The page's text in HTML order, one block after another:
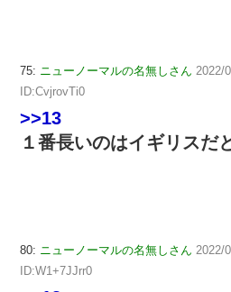
75: ニューノーマルの名無しさん 2022/
ID:CvjrovTi0
>>13
１番長いのはイギリスだ
80: ニューノーマルの名無しさん 2022/
ID:W1+7JJrr0